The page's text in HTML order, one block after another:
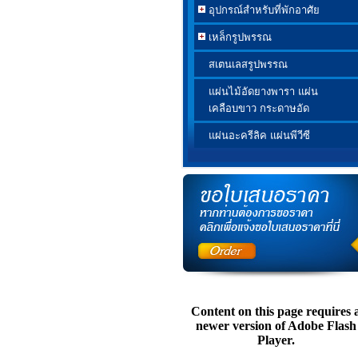
อุปกรณ์สำหรับที่พักอาศัย
เหล็กรูปพรรณ
สเตนเลสรูปพรรณ
แผ่นไม้อัดยางพารา แผ่น
เคลือบขาว กระดาษอัด
แผ่นอะครีลิค แผ่นพีวีซี
Content on this page requires
newer version of Adobe Flash
Player.